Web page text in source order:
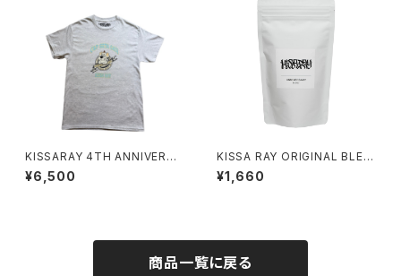
KISSARAY 4TH ANNIVERSA
RY TEE
¥6,500
KISSA RAY ORIGINAL BLEN
D COFFEE BEANS 100g
¥1,660
商品一覧に戻る